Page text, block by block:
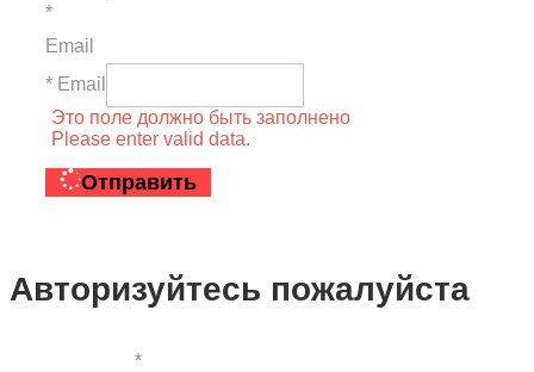
*
Email
* Email
Это поле должно быть заполнено
Please enter valid data.
Отправить
Авторизуйтесь пожалуйста
*